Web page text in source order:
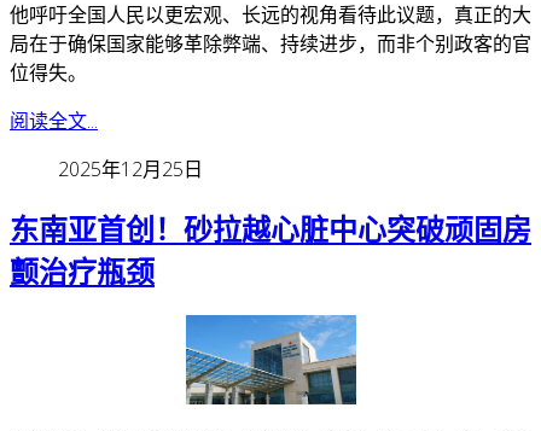
他呼吁全国人民以更宏观、长远的视角看待此议题，真正的大
局在于确保国家能够革除弊端、持续进步，而非个别政客的官
位得失。
阅读全文...
2025年12月25日
东南亚首创！砂拉越心脏中心突破顽固房
颤治疗瓶颈